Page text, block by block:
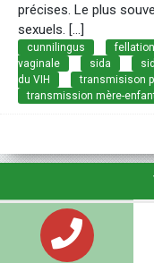
précises. Le plus
sexuels. [...]
cunnilingus fellation
vaginale
sida
du VIH
transmisison
transmission mère-